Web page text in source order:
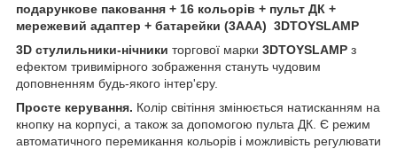
подарункове паковання + 16 кольорів + пульт ДК +
мережевий адаптер + батарейки (3ААА) 3DTOYSLAMP
3D стулильники-нічники торгової марки 3DTOYSLAMP з
ефектом тривимірного зображення стануть чудовим
доповненням будь-якого інтер'єру.
Просте керування. Колір світіння змінюється натисканням на
кнопку на корпусі, а також за допомогою пульта ДК. Є режим
автоматичного перемикання кольорів і можливість регулювати